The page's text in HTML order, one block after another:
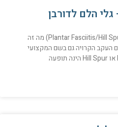
הלם לדורבן
טיפול בגלי הלם לדורבן העקב (Plantar Fasciitis/Hill Spur) מה זה
העקב הקרויה גם בשם המקצועי